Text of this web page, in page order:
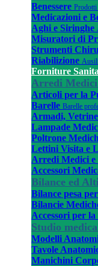
Benessere Prodotti
Medicazioni e
Aghi e Siringhe
Misuratori di
Strumenti
Riabilizione
Forniture
Arredi Medici
Articoli per la
Barelle Barelle
Armadi,
Lampade
Poltrone
Lettini Visita e
Arredi Medici e
Accessori
Bilance ed
Bilance pesa
Bilancie
Accessori per
Studio
Modelli
Tavole
Manichini